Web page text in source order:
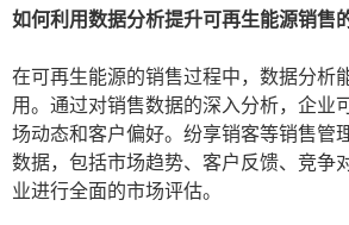
如何利用数据分析提升可再生能源销售
在可再生能源的销售过程中，数据分析
用。通过对销售数据的深入分析，企业
场动态和客户偏好。纷享销客等销售管
数据，包括市场趋势、客户反馈、竞争
业进行全面的市场评估。